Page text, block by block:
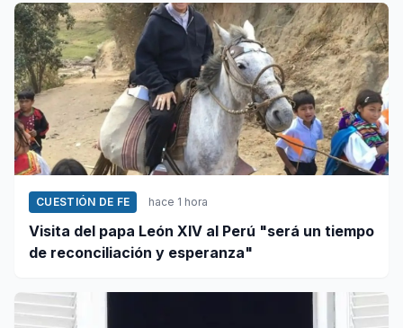
CUESTIÓN DE FE hace 1 hora
Visita del papa León XIV al Perú "será un tiempo
de reconciliación y esperanza"